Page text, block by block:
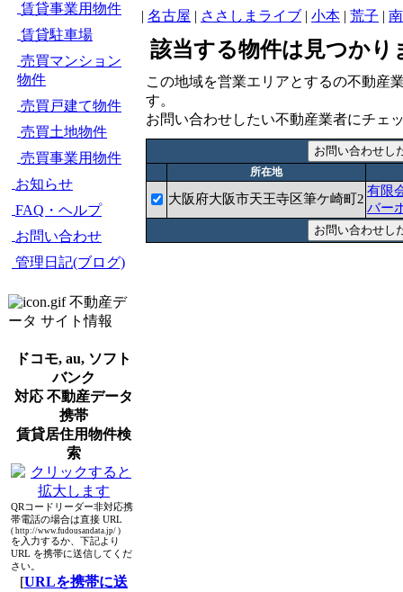
賃貸事業用物件
賃貸駐車場
売買マンション
物件
売買戸建て物件
売買土地物件
売買事業用物件
お知らせ
FAQ・ヘルプ
お問い合わせ
管理日記(ブログ)
不動産デ
ータ サイト情報
ドコモ, au, ソフト
バンク
対応 不動産データ
携帯
賃貸居住用物件検
索
QRコードリーダー非対応携
帯電話の場合は直接 URL
( http://www.fudousandata.jp/ )
を入力するか、下記より
URL を携帯に送信してくだ
さい。
[URLを携帯に送
| 名古屋 | ささしまライブ | 小本 | 荒子 |
該当する物件は見つかり
この地域を営業エリアとするの不動産
す。
お問い合わせしたい不動産業者にチェ
所在地
大阪府大阪市天王寺区筆ケ崎町2
有限
バー